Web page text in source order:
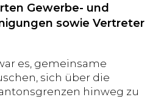
Gewerbe- und
sowie Vertreter
es, gemeinsame
sich über die
hinweg zu